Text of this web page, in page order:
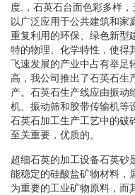
度.，石英石台面色彩多样
以广泛应用于公共建筑和家
重复利用的环保、绿色新型
特的物理、化学特性，使得
飞速发展的产业中占有举足
高，我公司推出了石英石生
产。石英石生产线应由振动
机、振动筛和胶带传输机等
石英石加工生产工艺中的破
至关重要，优质的。
超细石英的加工设备石英砂
能稳定的硅酸盐矿物材料，
为重要的工业矿物原料，而